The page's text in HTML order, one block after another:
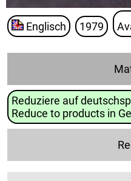
Englisch 1979
Reduziere auf
Reduce to products in